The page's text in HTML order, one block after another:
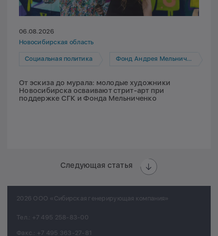
06.08.2026
Новосибирская область
Социальная политика Фонд Андрея Мельниченко
От эскиза до мурала: молодые художники
Новосибирска осваивают стрит-арт при
поддержке СГК и Фонда Мельниченко
Следующая статья
2026 ООО «Сибирская генерирующая компания»
Тел.: +7 495 258-83-00
Факс.: +7 495 363-27-81